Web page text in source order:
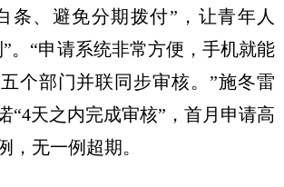
条、避免分期拨付”，让青年人
。“申请系统非常方便，手机就能
个部门并联同步审核。”施冬雷
“4天之内完成审核”，首月申请高
，无一例超期。